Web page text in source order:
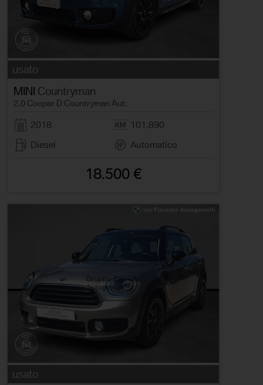
usato
MINI Countryman
2.0 Cooper D Countryman Aut.
2018
101.890
Diesel
Automatico
18.500 €
usato